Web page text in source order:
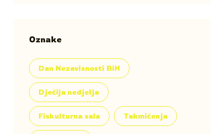
Oznake
Dan Nezavisnosti BiH
Dječija nedjelja
Fiskulturna sala Takmičenja